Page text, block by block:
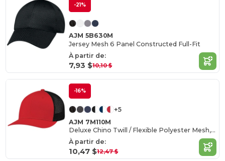
-21%
AJM 5B630M
Jersey Mesh 6 Panel Constructed Full-Fit
À partir de:
7,93 $10,10 $
-16%
+5
AJM 7M110M
Deluxe Chino Twill / Flexible Polyester Mesh, 6 Panel Constructed Pro-Round (Mesh Back, Deluxe Fit)
À partir de:
10,47 $12,47 $